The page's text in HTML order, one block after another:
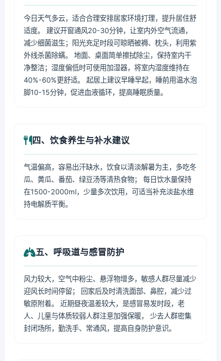
今日天气多云，适合合理安排居家环境打理，提升居住舒
适度。 建议开窗通风20-30分钟，让室内外空气流通，
减少细菌滋生；阳光充足时段可晾晒被褥、枕头，利用紫
外线杀菌除螨。 地面、桌面简单擦拭除尘，保持室内干
净整洁；湿度偏低时可使用加湿器，将室内湿度维持在
40%-60%更舒适。 起居上建议早睡早起，睡前用温水泡
脚10-15分钟，促进血液循环，提高睡眠质量。
四、饮食养生与补水建议
气温偏高，容易出汗缺水，饮食以清淡解暑为主，多吃冬
瓜、黄瓜、番茄、绿豆汤等清热食物； 每日饮水量保持
在1500-2000ml，少量多次饮用，可适当补充淡盐水维
持电解质平衡。
五、呼吸道与感冒防护
风力较大，空气中粉尘、悬浮物增多，敏感人群尽量减少
迎风长时间停留； 回家后及时清洗面部、鼻腔，减少过
敏原附着。 近期昼夜温差较大，是感冒易发时段，老
人、儿童与体质较弱人群注意加强保暖， 少去人群密集
封闭场所，勤洗手、常通风，提高自身防护意识。